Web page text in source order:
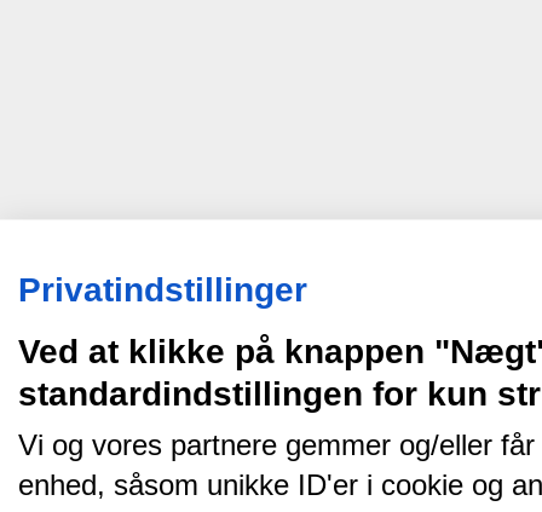
Privatindstillinger
Ved at klikke på knappen
standardindstillingen for kun
Vi og vores partnere gemmer og/eller
enhed, såsom unikke ID'er i cookie og